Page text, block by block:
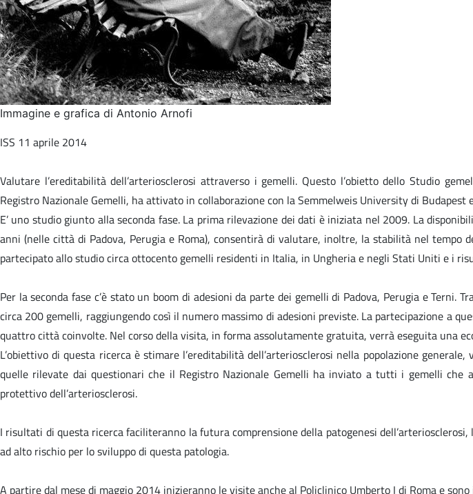
Immagine e grafica di Antonio Arnofi
ISS 11 aprile 2014
Valutare l’ereditabilità dell’arteriosclerosi attraverso i gemelli. Questo l’obietto dello Studio
Registro Nazionale Gemelli, ha attivato in collaborazione con la Semmelweis University di Budapest
E’ uno studio giunto alla seconda fase. La prima rilevazione dei dati è iniziata nel 2009. La
anni (nelle città di Padova, Perugia e Roma), consentirà di valutare, inoltre, la stabilità nel
partecipato allo studio circa ottocento gemelli residenti in Italia, in Ungheria e negli Stati Uniti e i
Per la seconda fase c’è stato un boom di adesioni da parte dei gemelli di Padova, Perugia e
circa 200 gemelli, raggiungendo così il numero massimo di adesioni previste. La partecipazione a
quattro città coinvolte. Nel corso della visita, in forma assolutamente gratuita, verrà eseguita una
L’obiettivo di questa ricerca è stimare l’ereditabilità dell’arteriosclerosi nella popolazione
quelle rilevate dai questionari che il Registro Nazionale Gemelli ha inviato a tutti i gemelli
protettivo dell’arteriosclerosi.
I risultati di questa ricerca faciliteranno la futura comprensione della patogenesi
ad alto rischio per lo sviluppo di questa patologia.
A partire dal mese di maggio 2014 inizieranno le visite anche al Policlinico Umberto I di Roma e